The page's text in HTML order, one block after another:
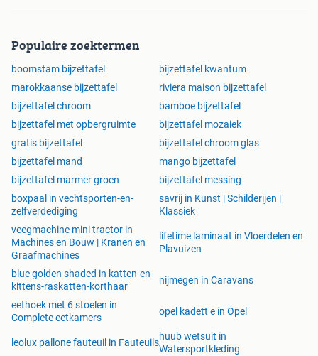
Populaire zoektermen
boomstam bijzettafel
bijzettafel kwantum
marokkaanse bijzettafel
riviera maison bijzettafel
bijzettafel chroom
bamboe bijzettafel
bijzettafel met opbergruimte
bijzettafel mozaiek
gratis bijzettafel
bijzettafel chroom glas
bijzettafel mand
mango bijzettafel
bijzettafel marmer groen
bijzettafel messing
boxpaal in vechtsporten-en-
zelfverdediging
savrij in Kunst | Schilderijen |
Klassiek
veegmachine mini tractor in
Machines en Bouw | Kranen en
Graafmachines
lifetime laminaat in Vloerdelen en
Plavuizen
blue golden shaded in katten-en-
kittens-raskatten-korthaar
nijmegen in Caravans
eethoek met 6 stoelen in
Complete eetkamers
opel kadett e in Opel
leolux pallone fauteuil in Fauteuils
huub wetsuit in
Watersportkleding